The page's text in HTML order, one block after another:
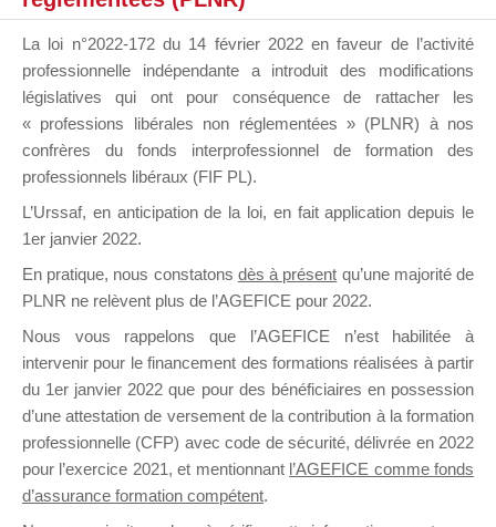
DE
Groupe Public
il y a un jour
Ce groupe est destiné aux Organismes de
formation. Il accueille également les Conseillers
La loi n°2022-172 du 14 février 2022 en faveur de l’activité
professionnelle indépendante a introduit des modifications
législatives qui ont pour conséquence de rattacher les
« professions libérales non réglementées » (PLNR) à nos
confrères du fonds interprofessionnel de formation des
professionnels libéraux (FIF PL).
L’Urssaf, en anticipation de la loi, en fait application depuis le
1er janvier 2022.
En pratique, nous constatons dès à présent qu’une majorité de
PLNR ne relèvent plus de l’AGEFICE pour 2022.
Nous vous rappelons que l’AGEFICE n’est habilitée à
intervenir pour le financement des formations réalisées à partir
du 1er janvier 2022 que pour des bénéficiaires en possession
d’une attestation de versement de la contribution à la formation
professionnelle (CFP) avec code de sécurité, délivrée en 2022
pour l’exercice 2021, et mentionnant l’AGEFICE comme fonds
d’assurance formation compétent.